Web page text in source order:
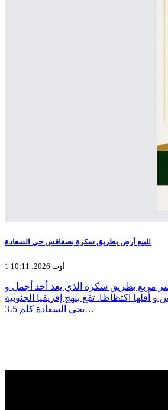
للبيع أرض بطريق سكرة بصفاقس حي السعادة
1 أوت 2026، 10:11
أرض تمسح 752 متر مربع بطريق سكرة الذي يعد أحد أجمل و
اكتظاظا. تقع بنهج إفريقيا الجنوبية
بحي السعادة كلم 3،5…